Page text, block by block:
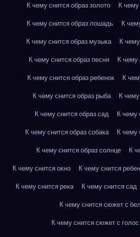
К чему снится образ золото
К чему
К чему снится образ лошадь
К
К чему снится образ музыка
К
К чему снится образ песня
К чему
К чему снится образ ребенок
К
К чему снится образ рыба
К
К чему снится образ сад
К чему
К чему снится образ собака
К чему
К чему снится образ солнце
К
К чему снится окно
К чему снится
К чему снится река
К чему снится сад
К чему снится сюжет с
К чему снится сюжет с